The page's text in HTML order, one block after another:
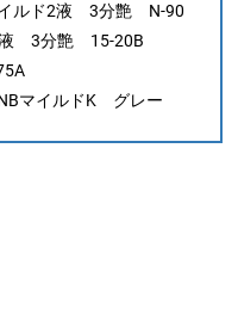
イルド2液 3分艶 N-90
2液 3分艶 15-20B
マイルドK グレー